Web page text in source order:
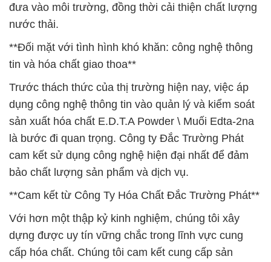
đưa vào môi trường, đồng thời cải thiện chất lượng
nước thải.
**Đối mặt với tình hình khó khăn: công nghệ thông
tin và hóa chất giao thoa**
Trước thách thức của thị trường hiện nay, việc áp
dụng công nghệ thông tin vào quản lý và kiểm soát
sản xuất hóa chất E.D.T.A Powder \ Muối Edta-2na
là bước đi quan trọng. Công ty Đắc Trường Phát
cam kết sử dụng công nghệ hiện đại nhất để đảm
bảo chất lượng sản phẩm và dịch vụ.
**Cam kết từ Công Ty Hóa Chất Đắc Trường Phát**
Với hơn một thập kỷ kinh nghiệm, chúng tôi xây
dựng được uy tín vững chắc trong lĩnh vực cung
cấp hóa chất. Chúng tôi cam kết cung cấp sản